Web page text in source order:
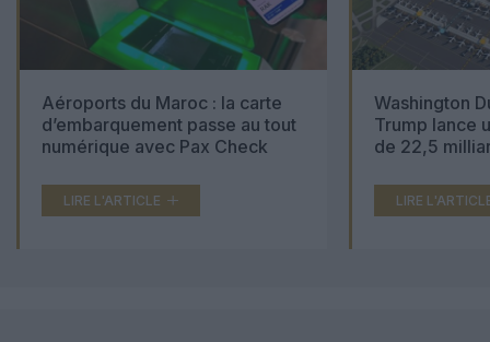
Aéroports du Maroc : la carte
d’embarquement passe au tout
numérique avec Pax Check
LIRE L'ARTICLE
Washington
Trump lance
de 22,5
LIRE